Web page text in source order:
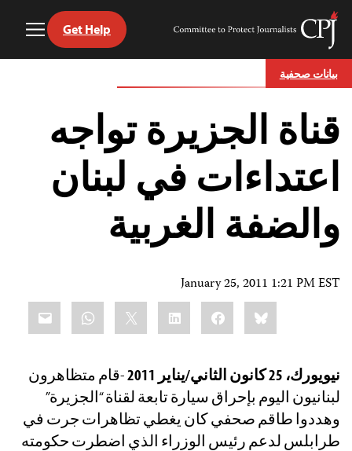
Skip
to
Committee
Journalists
Get Help
بيانات صحفية
قناة الجزيرة تواجه
اعتداءات في لبنان
والضفة الغربية
January 25, 2011 1:21 PM EST
Bluesky
Facebook
LinkedIn
نيويورك، 25 كانون الثاني/يناير 2011
-قام متظاهرون
لبنانيون اليوم بإحراق سيارة تابعة لقناة “الجزيرة”
وهددوا طاقم صحفي كان يغطي تظاهرات جرت في
طرابلس لدعم رئيس الوزراء الذي اضطرت حكومته